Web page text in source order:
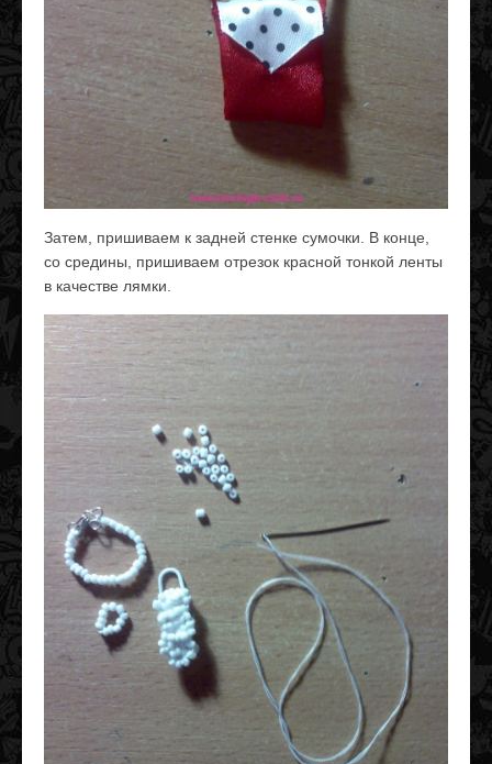
Затем, пришиваем к задней стенке сумочки. В конце,
со средины, пришиваем отрезок красной тонкой ленты
в качестве лямки.